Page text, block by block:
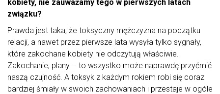
kobiety, nie zauważamy tego w pierwszych latach
związku?
Prawda jest taka, że toksyczny mężczyzna na początku
relacji, a nawet przez pierwsze lata wysyła tylko sygnały,
które zakochane kobiety nie odczytują właściwie.
Zakochanie, plany – to wszystko może naprawdę przyćmić
naszą czujność. A toksyk z każdym rokiem robi się coraz
bardziej śmiały w swoich zachowaniach i przestaje w ogóle